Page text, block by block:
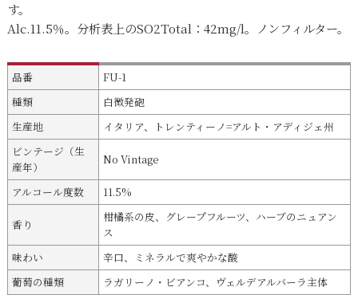
す。
Alc.11.5％。分析表上のSO2Total：42mg/l。ノンフィルター。
品番
FU-1
種類
白微発砲
生産地
イタリア、トレンティーノ=アルト・アディジェ州
ビンテージ（生
産年）
No Vintage
アルコール度数 11.5%
香り
柑橘系の皮、グレープフルーツ、ハーブのニュアン
ス
味わい
辛口、ミネラルで爽やかな酸
葡萄の種類
ラガリーノ・ビアンコ、ヴェルデアルバーラ主体